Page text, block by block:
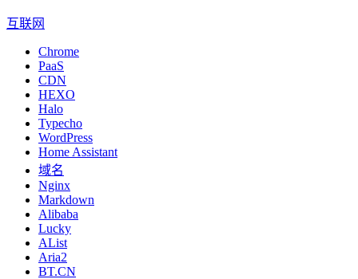
互联网
Chrome
PaaS
CDN
HEXO
Halo
Typecho
WordPress
Home Assistant
域名
Nginx
Markdown
Alibaba
Lucky
AList
Aria2
BT.CN